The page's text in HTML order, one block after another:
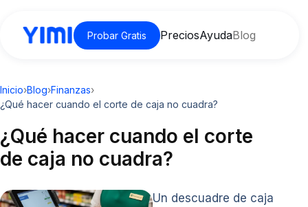
Probar Gratis PreciosAyudaBlog
Inicio›Blog›Finanzas›
¿Qué hacer cuando el corte de caja no cuadra?
¿Qué hacer cuando el corte
de caja no cuadra?
Un descuadre de caja